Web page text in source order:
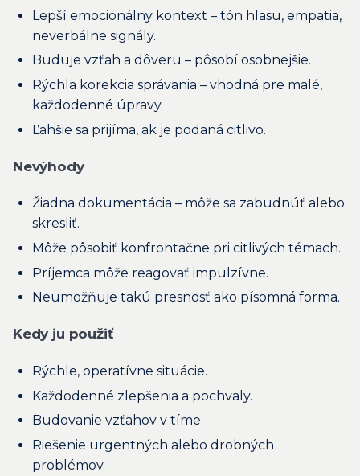
Lepší emocionálny kontext – tón hlasu, empatia,
neverbálne signály.
Buduje vzťah a dôveru – pôsobí osobnejšie.
Rýchla korekcia správania – vhodná pre malé,
každodenné úpravy.
Ľahšie sa prijíma, ak je podaná citlivo.
Nevýhody
Žiadna dokumentácia – môže sa zabudnúť alebo
skresliť.
Môže pôsobiť konfrontačne pri citlivých témach.
Príjemca môže reagovať impulzívne.
Neumožňuje takú presnosť ako písomná forma.
Kedy ju použiť
Rýchle, operatívne situácie.
Každodenné zlepšenia a pochvaly.
Budovanie vzťahov v tíme.
Riešenie urgentných alebo drobných
problémov.